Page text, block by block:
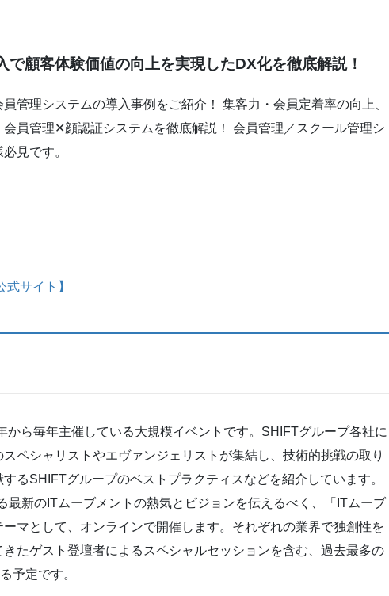
で顧客体験価値の向上を実現したDX化を徹底解説！
管理システムの導入事例をご紹介！ 集客力・会員定着率の向上、
員管理✕顔認証システムを徹底解説！ 会員管理／スクール管理シ
見です。
式サイト】
から毎年主催している大規模イベントです。SHIFTグループ各社に
ペシャリストやエヴァンジェリストが集結し、技術的挑戦の取り
るSHIFTグループのベストプラクティスなどを紹介しています。
最新のITムーブメントの熱気とビジョンを伝えるべく、「ITムーブ
マとして、オンラインで開催します。それぞれの業界で独創性を
たゲスト登壇者によるスペシャルセッションを含む、過去最多の
予定です。